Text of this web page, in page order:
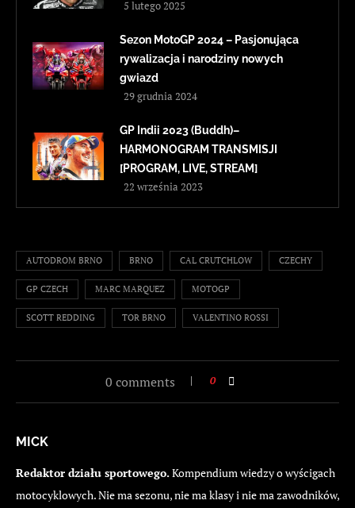
5 lutego 2025
Sezon MotoGP 2024 – Pasjonująca
rywalizacja i narodziny nowych
gwiazd
29 grudnia 2024
GP Indii 2023 (Buddh)–
HARMONOGRAM TRANSMISJI
[PROGRAM, LIVE, STREAM]
22 września 2023
AUTODROM BRNO BRNO CAL CRUTCHLOW CZECHY
GP CZECH MARC MARQUEZ MOTOGP
SCOTT REDDING TOR BRNO VALENTINO ROSSI
0 comments 0
MICK
Redaktor działu sportowego.Kompendium wiedzy o wyścigach
motocyklowych. Nie ma sezonu, nie ma klasy i nie ma zawodników,